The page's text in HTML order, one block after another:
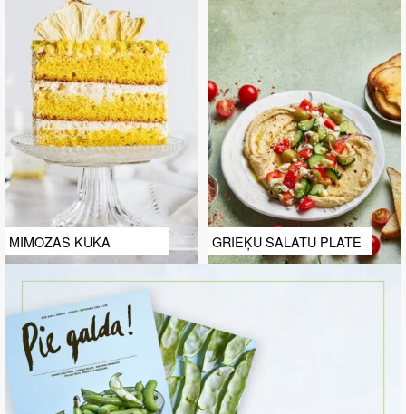
MIMOZAS KŪKA GRIEĶU SALĀTU PLATE